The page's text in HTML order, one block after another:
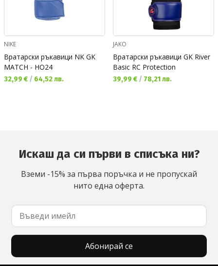
NIKE
Вратарски ръкавици NK GK
MATCH - HO24
Текуща цена:
32,99 € / 64,52 лв.
JAKO
Вратарски ръкавици GK River
Basic RC Protection
Текуща цена:
39,99 € / 78,21 лв.
Искаш да си първи в списъка ни?
Вземи -15% за първа поръчка и не пропускай
нито една оферта.
Абонирай се